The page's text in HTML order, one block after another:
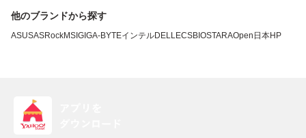
他のブランドから探す
ASUSASRockMSI GIGA-BYTEインテルDELLECSBIOSTARAOpen 日本HP